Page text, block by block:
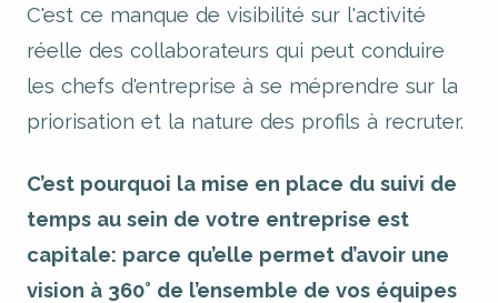
C'est ce manque de visibilité sur l'activité
réelle des collaborateurs qui peut conduire
les chefs d'entreprise à se méprendre sur la
priorisation et la nature des profils à recruter.
C’est pourquoi la mise en place du suivi de
temps au sein de votre entreprise est
capitale: parce qu’elle permet d’avoir une
vision à 360° de l’ensemble de vos équipes